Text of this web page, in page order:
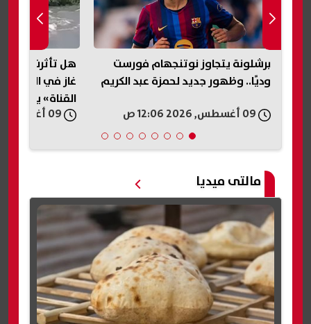
برشلونة يتجاوز نوتنجهام فورست
وديًا.. وظهور جديد لحمزة عبد الكريم
هل تأثرت مياه
غاز في
القناة» يوضح
مالتى ميديا